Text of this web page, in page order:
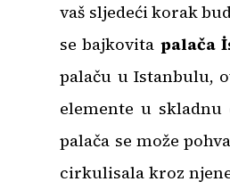
vaš sljedeći korak
se bajkovita palača
palaču u Istanbulu,
elemente u
palača se može
cirkulisala kroz